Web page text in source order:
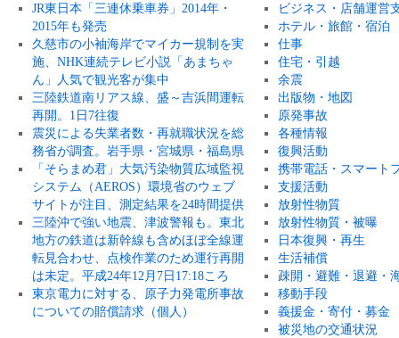
JR東日本「三連休乗車券」2014年・
2015年も発売
久慈市の小袖海岸でマイカー規制を実
施、NHK連続テレビ小説「あまちゃ
ん」人気で観光客が集中
三陸鉄道南リアス線、盛～吉浜間運転
再開。1日7往復
震災による失業者数・再就職状況を総
務省が調査。岩手県・宮城県・福島県
「そらまめ君」大気汚染物質広域監視
システム（AEROS）環境省のウェブ
サイトが注目、測定結果を24時間提供
三陸沖で強い地震、津波警報も。東北
地方の鉄道は新幹線も含めほぼ全線運
転見合わせ、点検作業のため運行再開
は未定。平成24年12月7日17:18ころ
東京電力に対する、原子力発電所事故
についての賠償請求（個人）
ビジネス・店舗運営
ホテル・旅館・宿泊
仕事
住宅・引越
余震
出版物・地図
原発事故
各種情報
復興活動
携帯電話・スマート
支援活動
放射性物質
放射性物質・被曝
日本復興・再生
生活補償
疎開・避難・退避・
移動手段
義援金・寄付・募金
被災地の交通状況